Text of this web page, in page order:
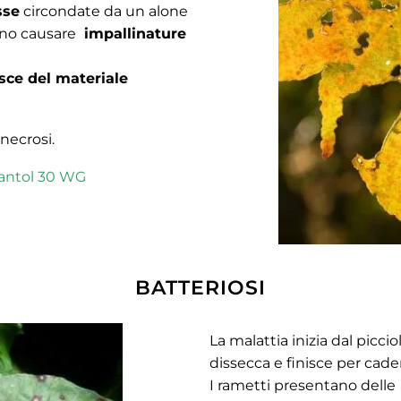
circondate da un alone
causare impallinature
del materiale
30 WG
BATTERIOSI
La malattia inizia dal
dissecca e finisce per
I rametti presentano delle